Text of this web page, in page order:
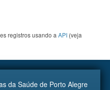
registros usando a API (veja
da Saúde de Porto Alegre